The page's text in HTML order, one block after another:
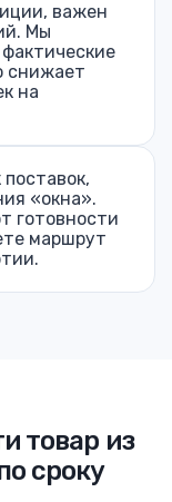
важен
Мы
снижает
на
«окна».
готовности
маршрут
товар из
сроку